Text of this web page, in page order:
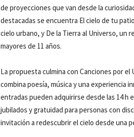
de proyecciones que van desde la
destacadas se encuentra El cielo de tu
cielo urbano, y De la Tierra al Universo, un
mayores de 11 años.
La propuesta culmina con Canciones por
combina poesía, música y una experiencia
entradas pueden adquirirse desde las 14
jubilados y gratuidad para personas con
invitación a redescubrir el cielo desde una